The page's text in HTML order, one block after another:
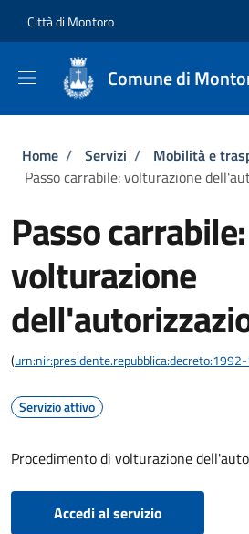
Città di Montoro
Comune di
Briciole di pane
Home / Servizi / Mobilità e
Passo carrabile: volturazione
Passo carrabile:
volturazione
(
Servizio attivo
Procedimento di volturazione
Accedi al servizio